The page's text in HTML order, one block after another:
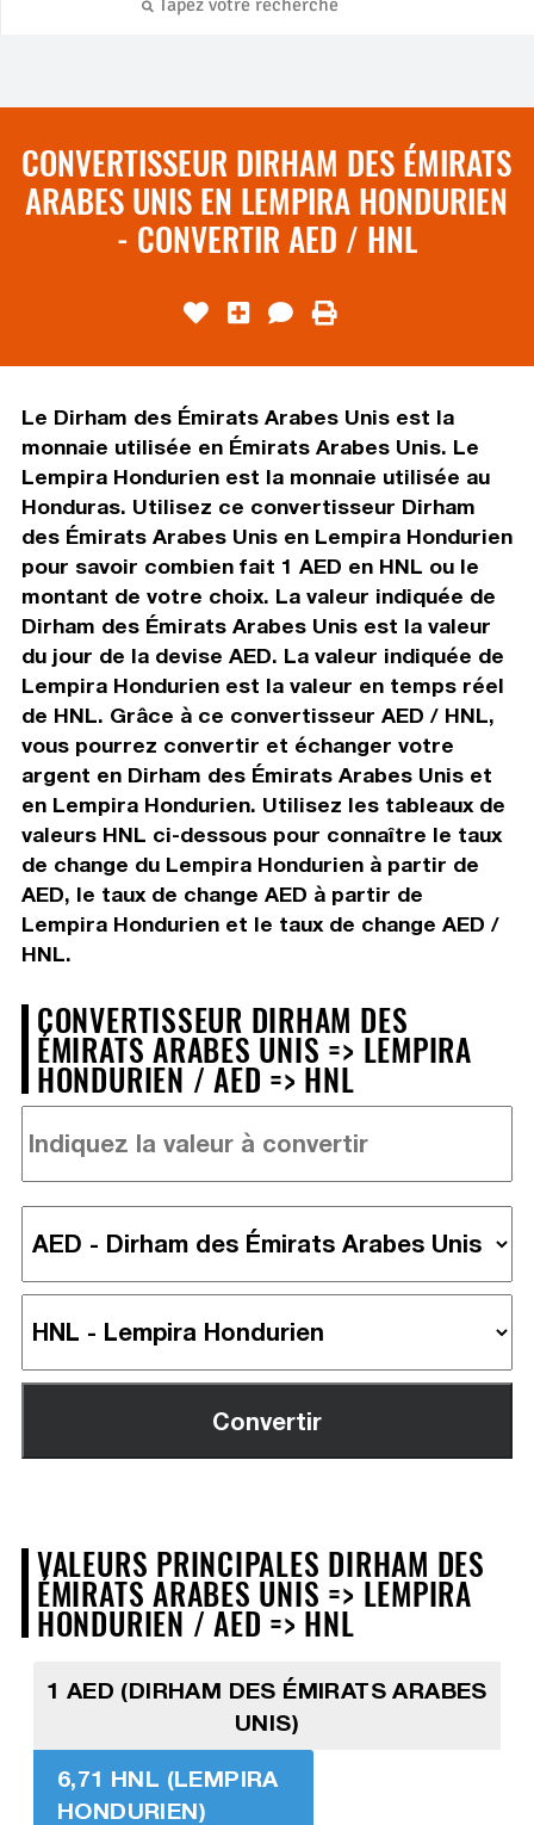
CONVERTISSEUR DIRHAM DES ÉMIRATS
ARABES UNIS EN LEMPIRA HONDURIEN
- CONVERTIR AED / HNL
Le Dirham des Émirats Arabes Unis est la
monnaie utilisée en Émirats Arabes Unis. Le
Lempira Hondurien est la monnaie utilisée au
Honduras. Utilisez ce convertisseur Dirham
des Émirats Arabes Unis en Lempira Hondurien
pour savoir combien fait 1 AED en HNL ou le
montant de votre choix. La valeur indiquée de
Dirham des Émirats Arabes Unis est la valeur
du jour de la devise AED. La valeur indiquée de
Lempira Hondurien est la valeur en temps réel
de HNL. Grâce à ce convertisseur AED / HNL,
vous pourrez convertir et échanger votre
argent en Dirham des Émirats Arabes Unis et
en Lempira Hondurien. Utilisez les tableaux de
valeurs HNL ci-dessous pour connaître le taux
de change du Lempira Hondurien à partir de
AED, le taux de change AED à partir de
Lempira Hondurien et le taux de change AED /
HNL.
CONVERTISSEUR DIRHAM DES
ÉMIRATS ARABES UNIS => LEMPIRA
HONDURIEN / AED => HNL
VALEURS PRINCIPALES DIRHAM DES
ÉMIRATS ARABES UNIS => LEMPIRA
HONDURIEN / AED => HNL
1 AED (DIRHAM DES ÉMIRATS ARABES
UNIS)
6,71 HNL (LEMPIRA
HONDURIEN)